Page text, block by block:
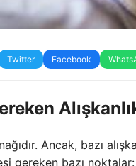
Twitter Facebook
Ancak, bazı
gereken bazı noktalar: